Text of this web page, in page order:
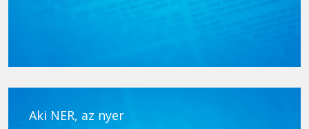
Aki NER, az nyer